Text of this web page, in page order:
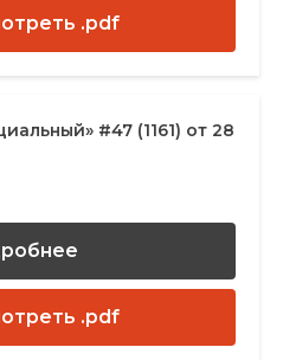
.pdf
#47 (1161) от 28
.pdf